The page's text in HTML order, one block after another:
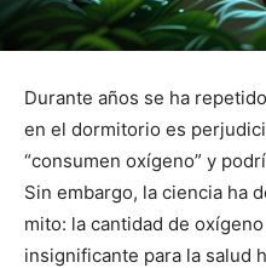
Durante años se ha
en el dormitorio es
“consumen oxígeno” y
Sin embargo, la ciencia ha
mito: la cantidad de
insignificante para la salud